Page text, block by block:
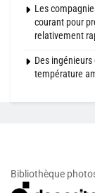
Les
courant pour
relativement
Des
température
Bibliothèque